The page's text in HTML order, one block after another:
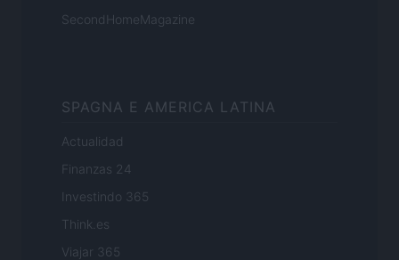
SecondHomeMagazine
SPAGNA E AMERICA LATINA
Actualidad
Finanzas 24
Investindo 365
Think.es
Viajar 365